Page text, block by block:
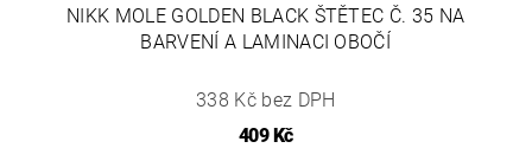
NIKK MOLE GOLDEN BLACK ŠTĚTEC Č. 35 NA
BARVENÍ A LAMINACI OBOČÍ
338 Kč bez DPH
409 Kč